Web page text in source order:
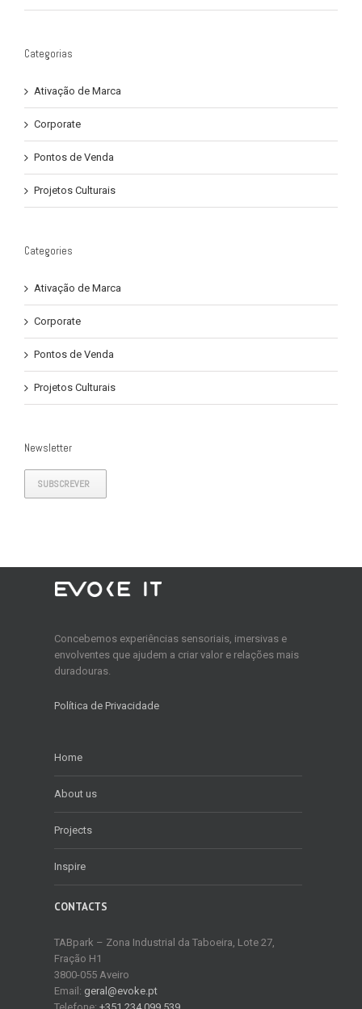
Categorias
Ativação de Marca
Corporate
Pontos de Venda
Projetos Culturais
Categories
Ativação de Marca
Corporate
Pontos de Venda
Projetos Culturais
Newsletter
SUBSCREVER
Concebemos experiências sensoriais, imersivas e
envolventes que ajudem a criar valor e relações mais
duradouras.
Política de Privacidade
Home
About us
Projects
Inspire
CONTACTS
TABpark – Zona Industrial da Taboeira, Lote 27,
Fração H1
3800-055 Aveiro
Email: geral@evoke.pt